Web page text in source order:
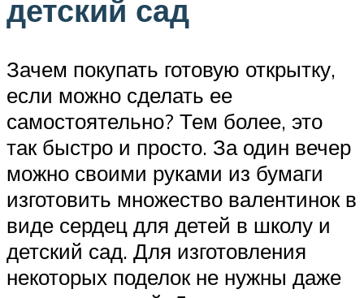
детский сад
Зачем покупать готовую открытку,
если можно сделать ее
самостоятельно? Тем более, это
так быстро и просто. За один вечер
можно своими руками из бумаги
изготовить множество валентинок в
виде сердец для детей в школу и
детский сад. Для изготовления
некоторых поделок не нужны даже